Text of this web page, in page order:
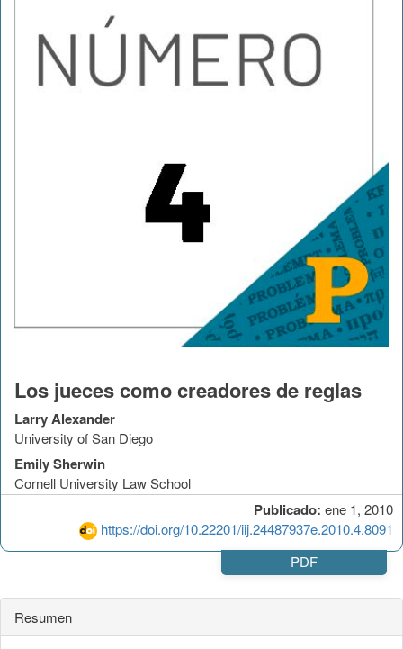
Publicado: ene 1, 2010
https://doi.org/10.22201/iij.24487937e.2010.4.8091
Los jueces como creadores de reglas
Larry Alexander
University of San Diego
Emily Sherwin
Cornell University Law School
PDF
Resumen